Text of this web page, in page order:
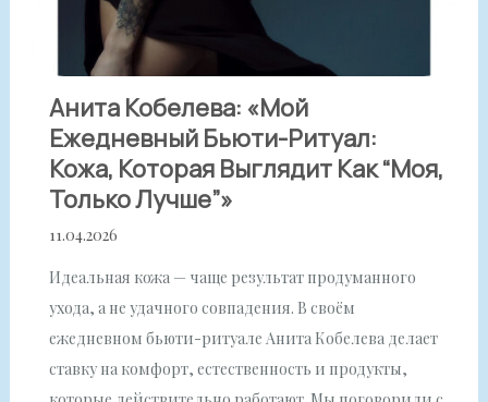
Анита Кобелева: «Мой
Ежедневный Бьюти-Ритуал:
Кожа, Которая Выглядит Как “моя,
Только Лучше”»
11.04.2026
Идеальная кожа — чаще результат продуманного
ухода, а не удачного совпадения. В своём
ежедневном бьюти-ритуале Анита Кобелева делает
ставку на комфорт, естественность и продукты,